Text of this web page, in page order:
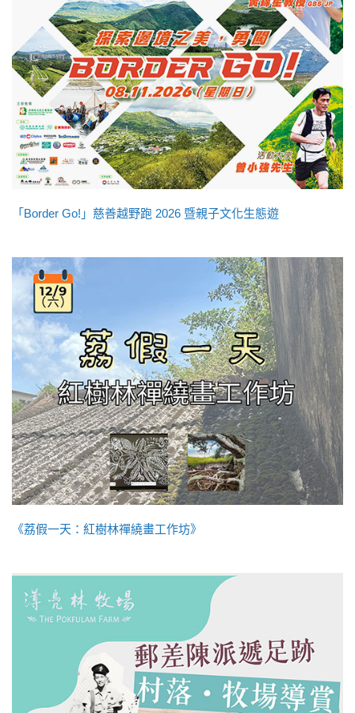
「Border Go!」慈善越野跑 2026 暨親子文化生態遊
《荔假一天：紅樹林禪繞畫工作坊》